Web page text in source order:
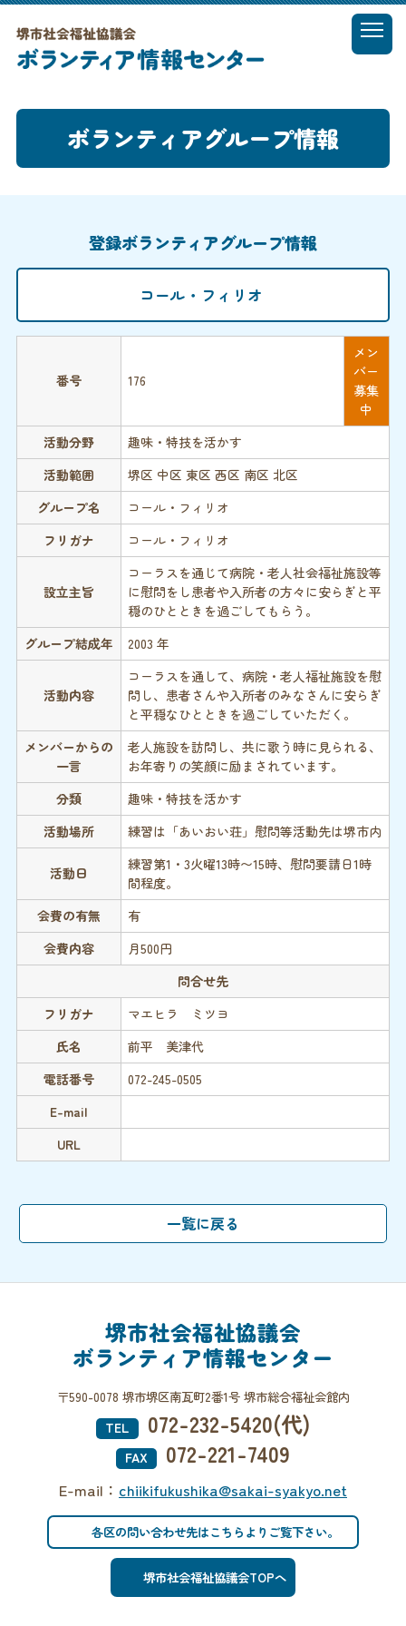
t
o
l
a
t
n
MENU
ボランティアグループ情報
登録ボランティアグループ情報
コール・フィリオ
番号 176
メン
バー
募集
中
活動分野
趣味・特技を活かす
活動範囲
堺区 中区 東区 西区 南区 北区
グループ名
コール・フィリオ
フリガナ
コール・フィリオ
設立主旨
コーラスを通じて病院・老人社会福祉施設等
に慰問をし患者や入所者の方々に安らぎと平
穏のひとときを過ごしてもらう。
グループ結成年
2003 年
活動内容
コーラスを通して、病院・老人福祉施設を慰
問し、患者さんや入所者のみなさんに安らぎ
と平穏なひとときを過ごしていただく。
メンバーからの
一言
老人施設を訪問し、共に歌う時に見られる、
お年寄りの笑顔に励まされています。
分類
趣味・特技を活かす
活動場所
練習は「あいおい荘」慰問等活動先は堺市内
活動日
練習第1・3火曜13時〜15時、慰問要請日1時
間程度。
会費の有無
有
会費内容
月500円
問合せ先
フリガナ
マエヒラ ミツヨ
氏名
前平 美津代
電話番号
072-245-0505
E-mail
URL
堺市社会福祉協議会
ボランティア情報センター
〒590-0078 堺市堺区南瓦町2番1号 堺市総合福祉会館内
TEL
072-232-5420(代)
FAX 072-221-7409
E-mail： chiikifukushika@sakai-syakyo.net
各区の問い合わせ先はこちらよりご覧下さい。
堺市社会福祉協議会TOPへ